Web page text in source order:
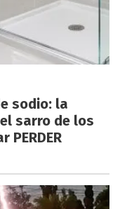
sodio: la
sarro de los